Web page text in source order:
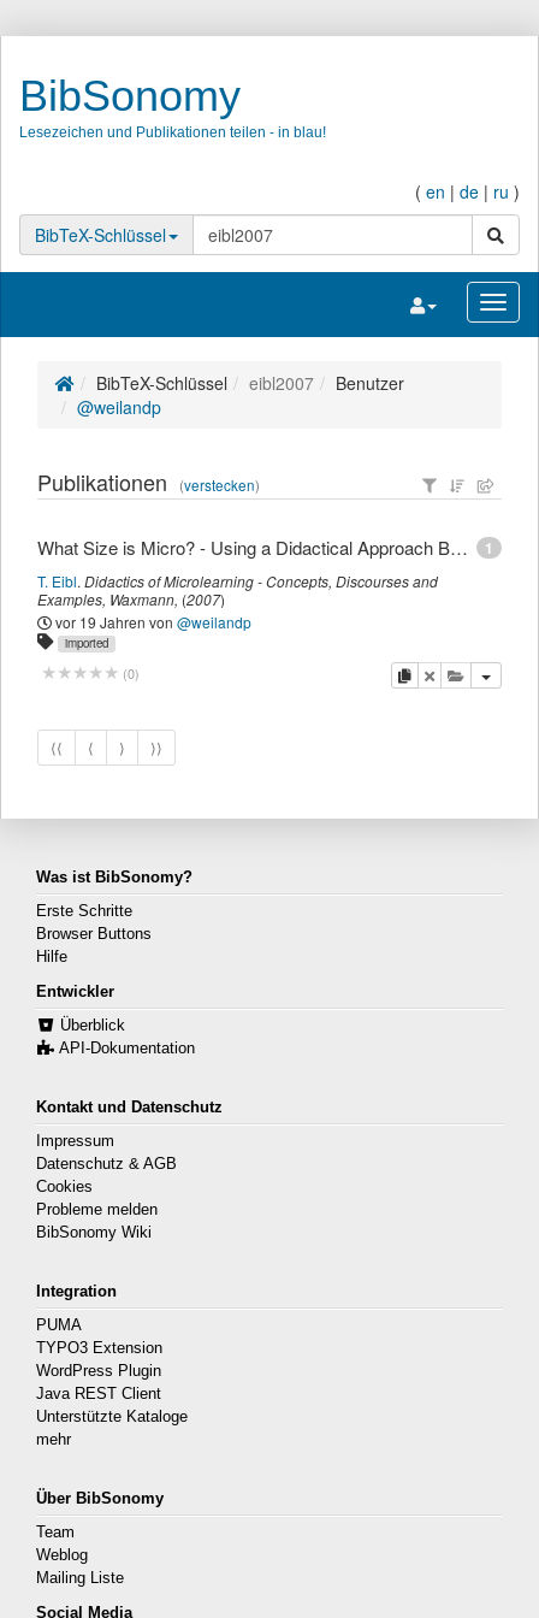
BibSonomy
Lesezeichen und Publikationen teilen - in blau!
( en | de | ru )
BibTeX-Schlüssel
Suche
Navigation
BibTeX-Schlüssel eibl2007
Benutzer
@weilandp
Publikationen (verstecken)
1
What Size is Micro? - Using a Didactical Approach Based on Learning Objectives to Define Granularity
T. Eibl. Didactics of Microlearning - Concepts, Discourses and
Examples, Waxmann, (2007)
vor 19 Jahren von @weilandp
imported
(0) Kopieren
Löschen
Diese
⟨⟨ ⟨ ⟩ ⟩⟩
Was ist BibSonomy?
Erste Schritte
Browser Buttons
Hilfe
Entwickler
Überblick
API-Dokumentation
Kontakt und Datenschutz
Impressum
Datenschutz & AGB
Cookies
Probleme melden
BibSonomy Wiki
Integration
PUMA
TYPO3 Extension
WordPress Plugin
Java REST Client
Unterstützte Kataloge
mehr
Über BibSonomy
Team
Weblog
Mailing Liste
Social Media